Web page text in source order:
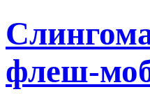
флеш-